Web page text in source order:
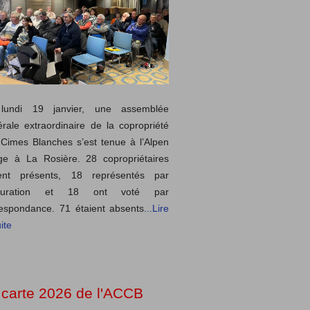
19 janvier, une assemblée
extraordinaire de la copropriété
Blanches s’est tenue à l’Alpen
à La Rosière. 28 copropriétaires
présents, 18 représentés par
et 18 ont voté par
71 étaient absents ...Lire
2026 de l'ACCB